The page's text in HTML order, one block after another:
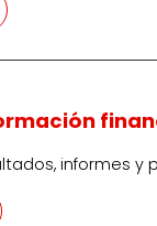
informes y